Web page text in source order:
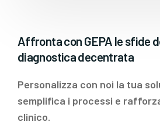
Affronta con GEPA le sfide
diagnostica decentrata
Personalizza con noi la tua
semplifica i processi e
clinico.